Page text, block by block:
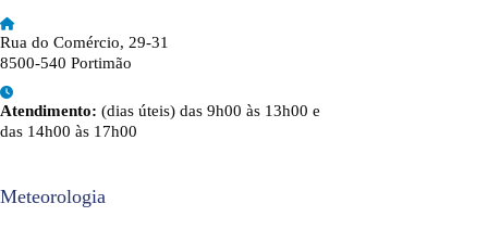
Rua do Comércio, 29-31
8500-540 Portimão
Atendimento: (dias úteis) das 9h00 às 13h00 e
das 14h00 às 17h00
Meteorologia